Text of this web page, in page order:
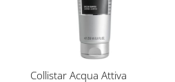
verlanglijst
Collistar Acqua Attiva